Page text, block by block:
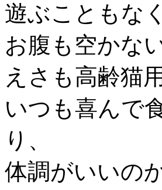
遊ぶこともな
お腹も空かな
えさも高齢猫
いつも喜んで
り、
体調がいいの